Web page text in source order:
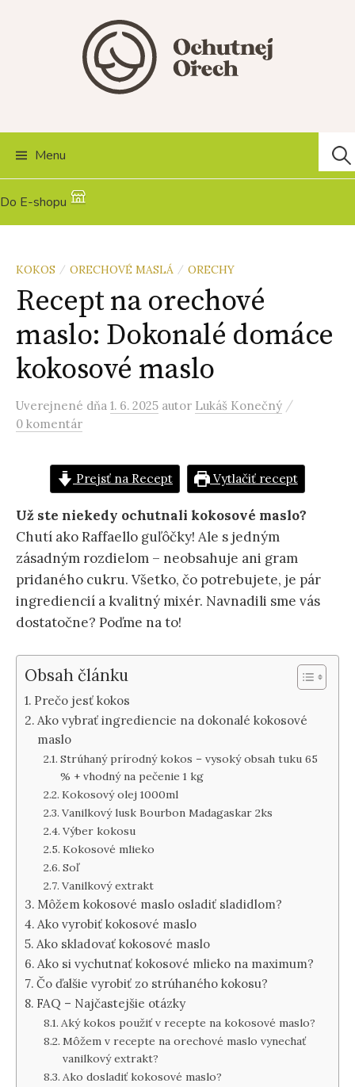
Menu
Do E-shopu
KOKOS / ORECHOVÉ MASLÁ / ORECHY
Recept na orechové
maslo: Dokonalé domáce
kokosové maslo
Uverejnené dňa 1. 6. 2025 autor Lukáš Konečný /
0 komentár
Prejsť na Recept Vytlačiť recept
Už ste niekedy ochutnali kokosové maslo?
Chutí ako Raffaello guľôčky! Ale s jedným
zásadným rozdielom – neobsahuje ani gram
pridaného cukru. Všetko, čo potrebujete, je pár
ingrediencií a kvalitný mixér. Navnadili sme vás
dostatočne? Poďme na to!
Obsah článku
Prečo jesť kokos
Ako vybrať ingrediencie na dokonalé kokosové
maslo
Strúhaný prírodný kokos – vysoký obsah tuku 65
% + vhodný na pečenie 1 kg
Kokosový olej 1000ml
Vanilkový lusk Bourbon Madagaskar 2ks
Výber kokosu
Kokosové mlieko
Soľ
Vanilkový extrakt
Môžem kokosové maslo osladiť sladidlom?
Ako vyrobiť kokosové maslo
Ako skladovať kokosové maslo
Ako si vychutnať kokosové mlieko na maximum?
Čo ďalšie vyrobiť zo strúhaného kokosu?
FAQ – Najčastejšie otázky
Aký kokos použiť v recepte na kokosové maslo?
Môžem v recepte na orechové maslo vynechať
vanilkový extrakt?
Ako dosladiť kokosové maslo?